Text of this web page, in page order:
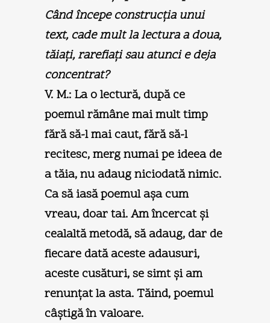
Când începe construcţia unui
text, cade mult la lectura a doua,
tăiaţi, rarefiaţi sau atunci e deja
concentrat?
V. M.: La o lectură, după ce
poemul rămâne mai mult timp
fără să-l mai caut, fără să-l
recitesc, merg numai pe ideea de
a tăia, nu adaug niciodată nimic.
Ca să iasă poemul aşa cum
vreau, doar tai. Am încercat şi
cealaltă metodă, să adaug, dar de
fiecare dată aceste adausuri,
aceste cusături, se simt şi am
renunţat la asta. Tăind, poemul
câştigă în valoare.